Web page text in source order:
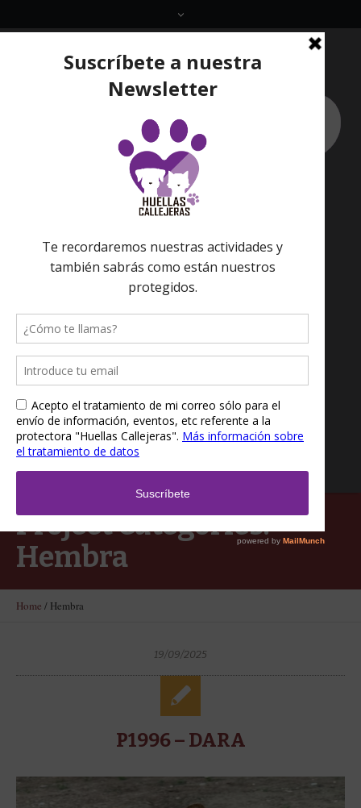
Project Categories:
Hembra
Home / Hembra
19/09/2025
P1996 – DARA